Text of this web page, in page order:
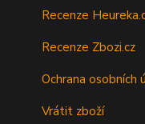
Recenze
Recenze Zbozi.cz
Ochrana osobních
Vrátit zboží